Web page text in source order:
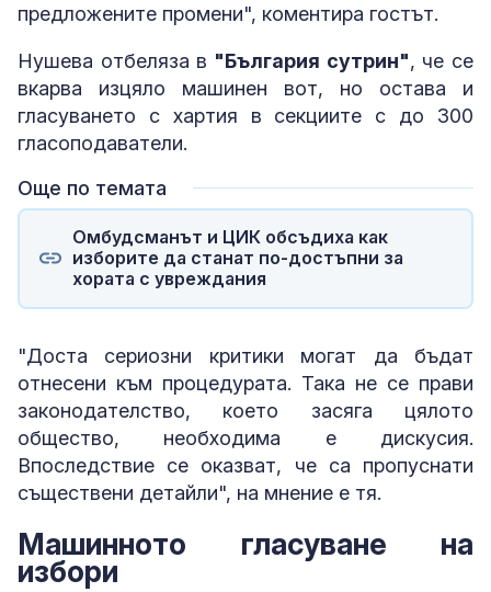
предложените промени", коментира гостът.
Нушева отбеляза в "България сутрин", че се
вкарва изцяло машинен вот, но остава и
гласуването с хартия в секциите с до 300
гласоподаватели.
Още по темата
Омбудсманът и ЦИК обсъдиха как
изборите да станат по-достъпни за
хората с увреждания
"Доста сериозни критики могат да бъдат
отнесени към процедурата. Така не се прави
законодателство, което засяга цялото
общество, необходима е дискусия.
Впоследствие се оказват, че са пропуснати
съществени детайли", на мнение е тя.
Машинното гласуване на
избори